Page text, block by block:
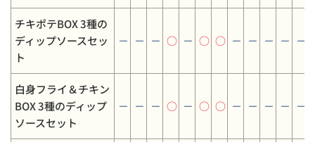
チキポテBOX 3種の
ディップソースセッ
ト
－ － － ○ － ○ ○ － － － － －
白身フライ＆チキン
BOX 3種のディップ
ソースセット
－ － － ○ － ○ ○ － － － － －